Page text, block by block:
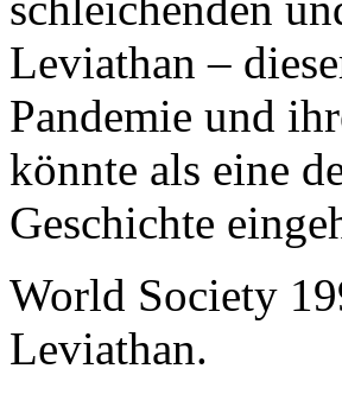
Leviathan –
Pandemie und
könnte als eine
Geschichte
World Society
Leviathan.